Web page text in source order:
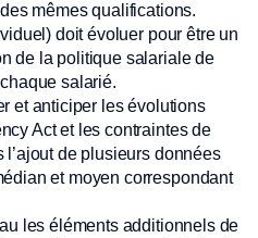
mêmes qualifications.
doit évoluer pour être un
de la politique salariale de
salarié.
et anticiper les évolutions
Act et les contraintes de
l’ajout de plusieurs données
et moyen correspondant
les éléments additionnels de